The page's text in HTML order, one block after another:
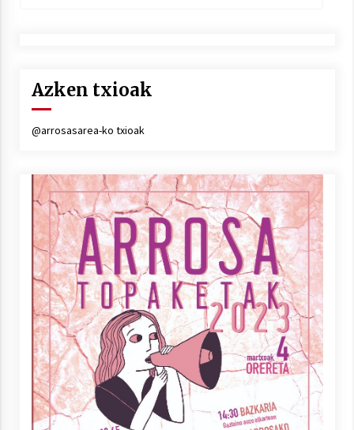
Azken txioak
@arrosasarea-ko txioak